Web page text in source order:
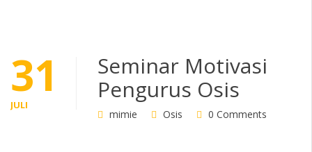
31
JULI
Seminar Motivasi
Pengurus Osis
mimie Osis 0 Comments